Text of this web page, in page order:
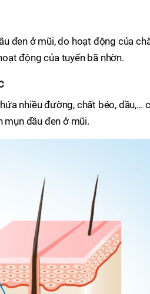
đen ở mũi, do hoạt động của
động của tuyến bã nhờn.
nhiều đường, chất béo, dầu,…
mụn đầu đen ở mũi.